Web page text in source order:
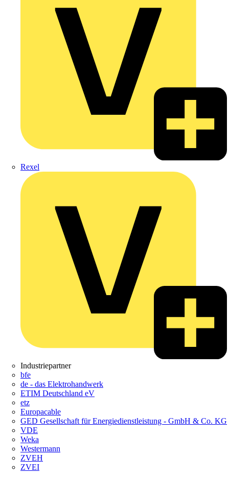
Rexel
Industriepartner
bfe
de - das Elektrohandwerk
ETIM Deutschland eV
etz
Europacable
GED Gesellschaft für Energiedienstleistung - GmbH & Co. KG
VDE
Weka
Westermann
ZVEH
ZVEI